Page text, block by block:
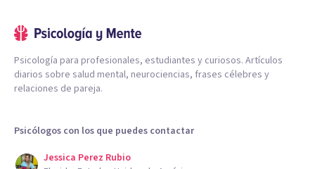
Psicología para profesionales, estudiantes y curiosos. Artículos
diarios sobre salud mental, neurociencias, frases célebres y
relaciones de pareja.
Psicólogos con los que puedes contactar
Jessica Perez Rubio